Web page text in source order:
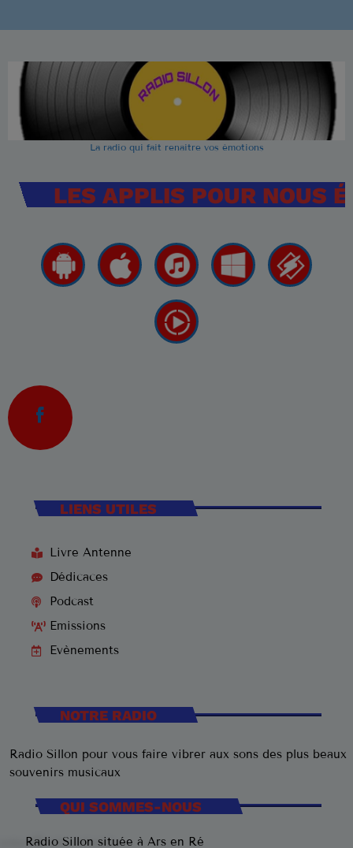
La radio qui fait renaitre vos émotions
LES APPLIS POUR NOUS
LIENS UTILES
Livre Antenne
Dédicaces
Podcast
Emissions
Evènements
NOTRE RADIO
Radio Sillon pour vous faire vibrer aux sons des plus beaux
souvenirs musicaux
QUI SOMMES-NOUS
Radio Sillon située à Ars en Ré